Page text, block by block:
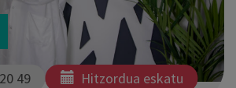
49 Hitzordua eskatu